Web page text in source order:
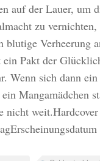
auf der Lauer, um
zu
blutige Verheerung
Pakt der
Wenn sich dann
Mangamädchen
nicht